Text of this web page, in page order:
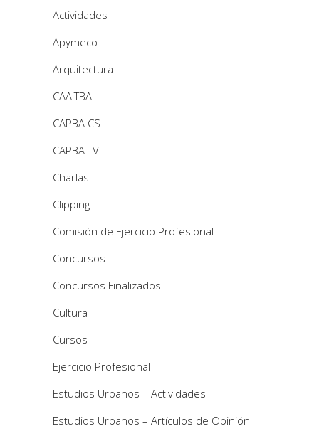
Actividades
Apymeco
Arquitectura
CAAITBA
CAPBA CS
CAPBA TV
Charlas
Clipping
Comisión de Ejercicio Profesional
Concursos
Concursos Finalizados
Cultura
Cursos
Ejercicio Profesional
Estudios Urbanos – Actividades
Estudios Urbanos – Artículos de Opinión